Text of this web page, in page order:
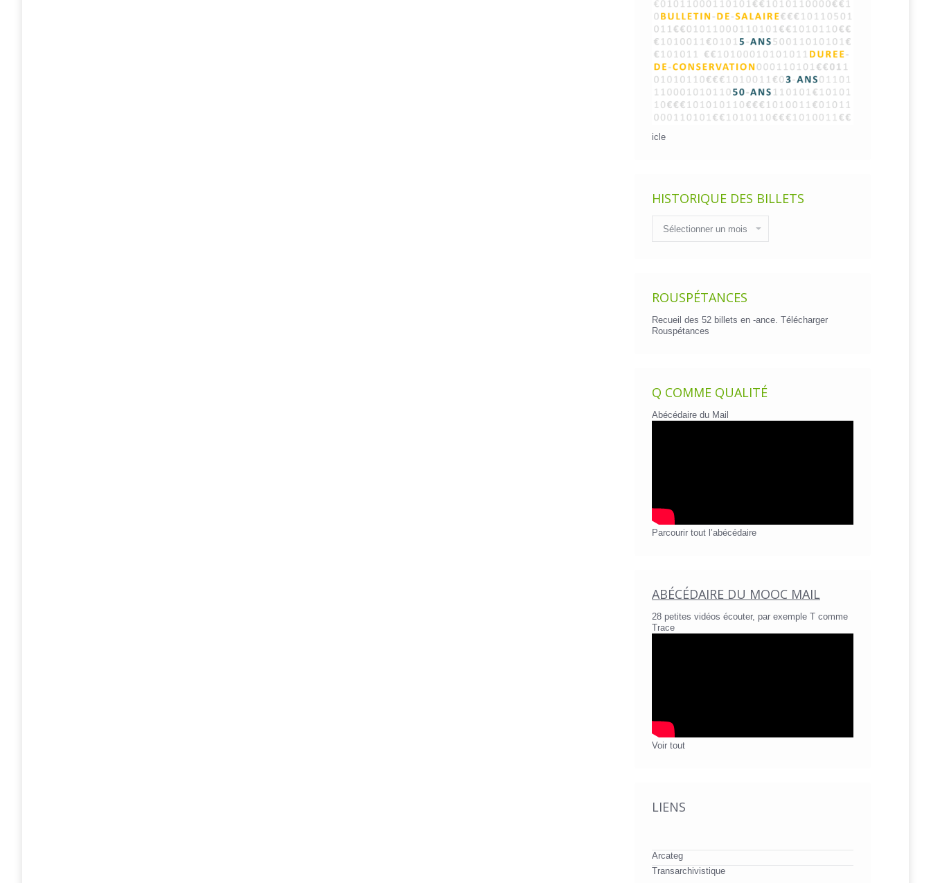
icle
HISTORIQUE DES BILLETS
des
billets
ROUSPÉTANCES
Recueil des 52 billets en -ance. Télécharger
Rouspétances
Q COMME QUALITÉ
Abécédaire du Mail
Parcourir tout l’abécédaire
ABÉCÉDAIRE DU MOOC MAIL
28 petites vidéos écouter, par exemple T comme
Trace
Voir tout
LIENS
Arcateg
Transarchivistique